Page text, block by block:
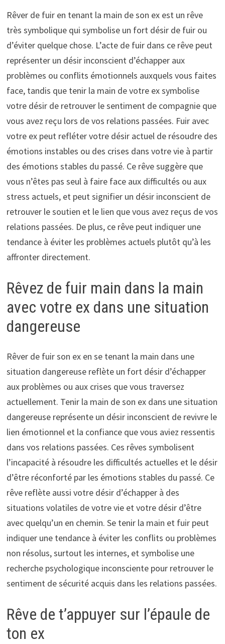
Rêver de fuir en tenant la main de son ex est un rêve
très symbolique qui symbolise un fort désir de fuir ou
d’éviter quelque chose. L’acte de fuir dans ce rêve peut
représenter un désir inconscient d’échapper aux
problèmes ou conflits émotionnels auxquels vous faites
face, tandis que tenir la main de votre ex symbolise
votre désir de retrouver le sentiment de compagnie que
vous avez reçu lors de vos relations passées. Fuir avec
votre ex peut refléter votre désir actuel de résoudre des
émotions instables ou des crises dans votre vie à partir
des émotions stables du passé. Ce rêve suggère que
vous n’êtes pas seul à faire face aux difficultés ou aux
stress actuels, et peut signifier un désir inconscient de
retrouver le soutien et le lien que vous avez reçus de vos
relations passées. De plus, ce rêve peut indiquer une
tendance à éviter les problèmes actuels plutôt qu’à les
affronter directement.
Rêvez de fuir main dans la main
avec votre ex dans une situation
dangereuse
Rêver de fuir son ex en se tenant la main dans une
situation dangereuse reflète un fort désir d’échapper
aux problèmes ou aux crises que vous traversez
actuellement. Tenir la main de son ex dans une situation
dangereuse représente un désir inconscient de revivre le
lien émotionnel et la confiance que vous aviez ressentis
dans vos relations passées. Ces rêves symbolisent
l’incapacité à résoudre les difficultés actuelles et le désir
d’être réconforté par les émotions stables du passé. Ce
rêve reflète aussi votre désir d’échapper à des
situations volatiles de votre vie et votre désir d’être
avec quelqu’un en chemin. Se tenir la main et fuir peut
indiquer une tendance à éviter les conflits ou problèmes
non résolus, surtout les internes, et symbolise une
recherche psychologique inconsciente pour retrouver le
sentiment de sécurité acquis dans les relations passées.
Rêve de t’appuyer sur l’épaule de
ton ex